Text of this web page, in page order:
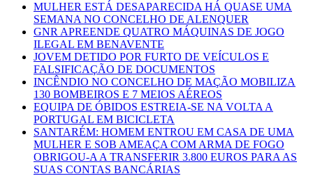
MULHER ESTÁ DESAPARECIDA HÁ QUASE UMA
SEMANA NO CONCELHO DE ALENQUER
GNR APREENDE QUATRO MÁQUINAS DE JOGO
ILEGAL EM BENAVENTE
JOVEM DETIDO POR FURTO DE VEÍCULOS E
FALSIFICAÇÃO DE DOCUMENTOS
INCÊNDIO NO CONCELHO DE MAÇÃO MOBILIZA
130 BOMBEIROS E 7 MEIOS AÉREOS
EQUIPA DE ÓBIDOS ESTREIA-SE NA VOLTA A
PORTUGAL EM BICICLETA
SANTARÉM: HOMEM ENTROU EM CASA DE UMA
MULHER E SOB AMEAÇA COM ARMA DE FOGO
OBRIGOU-A A TRANSFERIR 3.800 EUROS PARA AS
SUAS CONTAS BANCÁRIAS